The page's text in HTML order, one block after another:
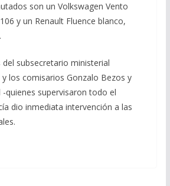
son un Volkswagen Vento
y un Renault Fluence blanco,
subsecretario ministerial
los comisarios Gonzalo Bezos y
-quienes supervisaron todo el
dio inmediata intervención a las